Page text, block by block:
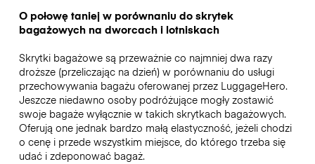
O połowę taniej w porównaniu do skrytek
bagażowych na dworcach i lotniskach
Skrytki bagażowe są przeważnie co najmniej dwa razy
droższe (przeliczając na dzień) w porównaniu do usługi
przechowywania bagażu oferowanej przez LuggageHero.
Jeszcze niedawno osoby podróżujące mogły zostawić
swoje bagaże wyłącznie w takich skrytkach bagażowych.
Oferują one jednak bardzo małą elastyczność, jeżeli chodzi
o cenę i przede wszystkim miejsce, do którego trzeba się
udać i zdeponować bagaż.